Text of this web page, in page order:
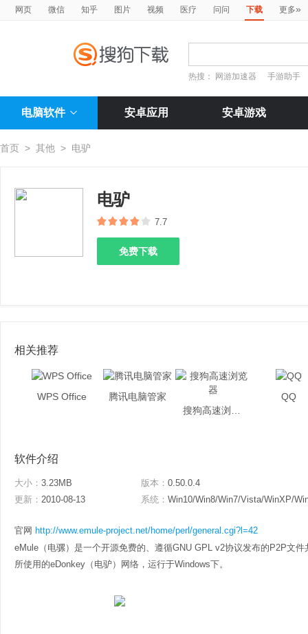
网页 微信 知乎 图片 视频 医疗 问问 下载 更多»
热搜： 网游加速器 手游助手
电脑软件 安卓应用 安卓游戏
首页 > 其他 > 电驴
电驴
7.7
免费下载
相关推荐
WPS Office
腾讯电脑管家
QQ
软件介绍
大小： 3.23MB 版本： 0.50.0.4
更新： 2010-08-13 系统： Win10/Win8/Win7/Vista/WinXP/
官网 http://www.emule-project.net/home/perl/general.cgi?l=42
eMule（电骡）是一个开源免费的、遵循GNU GPL v2协议发布的P2P文
所使用的eDonkey（电驴）网络，运行于Windows下。